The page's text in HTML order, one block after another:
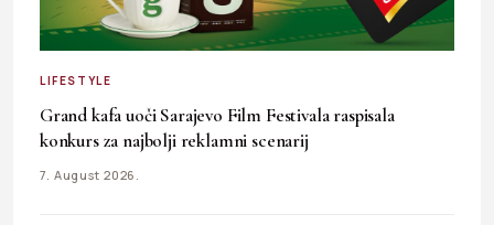
LIFESTYLE
Grand kafa uoči Sarajevo Film Festivala raspisala
konkurs za najbolji reklamni scenarij
7. August 2026.